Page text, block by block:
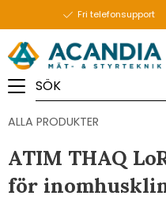
Fri telefonsupport
ALLA PRODUKTER
ATIM THAQ
för